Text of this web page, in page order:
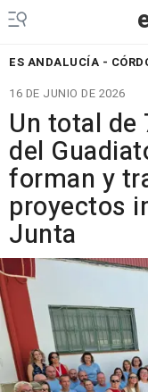
ES ANDALUCÍA -
16 DE JUNIO DE 2026
Un total de
del
forman y
proyectos
Junta